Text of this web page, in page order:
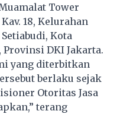
Tower
18, Kelurahan
Kota
DKI Jakarta.
yang diterbitkan
berlaku sejak
Otoritas Jasa
terang